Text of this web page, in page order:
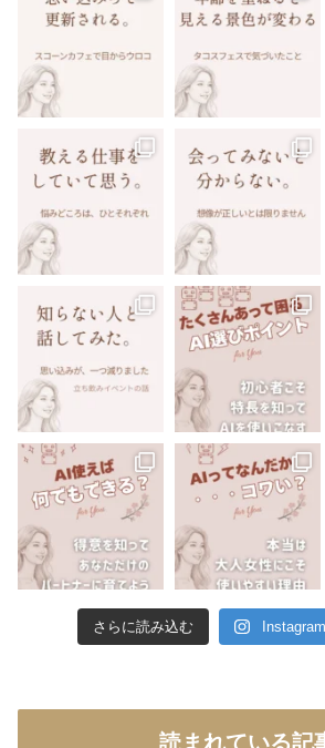
さらに読み込む
読まれている記